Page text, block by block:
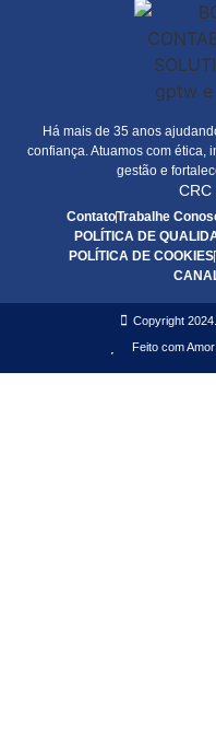
Há mais de 35 anos
confiança. Atuamos com ética,
gestão e
CRC
ContatoTrabalhe
POLÍTICA DE
POLÍTICA DE COOKIES
Copyright
Feito com